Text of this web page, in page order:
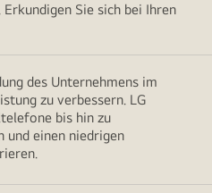
Sie sich bei Ihren
des Unternehmens im
zu verbessern. LG
bis hin zu
und einen niedrigen